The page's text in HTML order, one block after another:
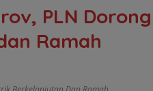
PLN Dorong
Ramah